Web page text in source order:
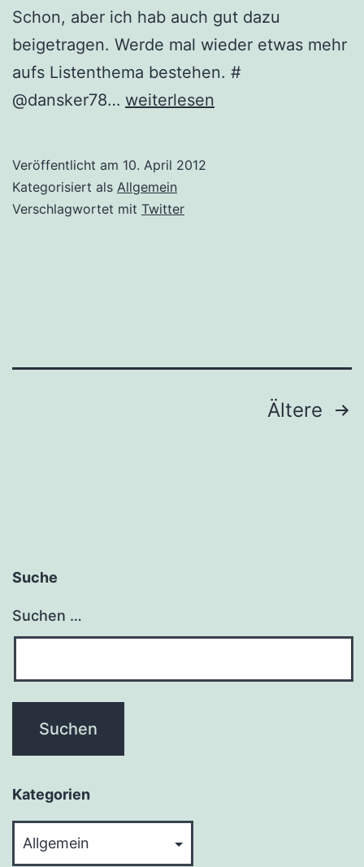
Schon, aber ich hab auch gut dazu
beigetragen. Werde mal wieder etwas mehr
aufs Listenthema bestehen. #
@dansker78… Twitter
2012-
04-
weiterlesen
Veröffentlicht am 10. April 2012
Kategorisiert als Allgemein
Verschlagwortet mit Twitter
Ältere
Suche
Suchen …
Kategorien